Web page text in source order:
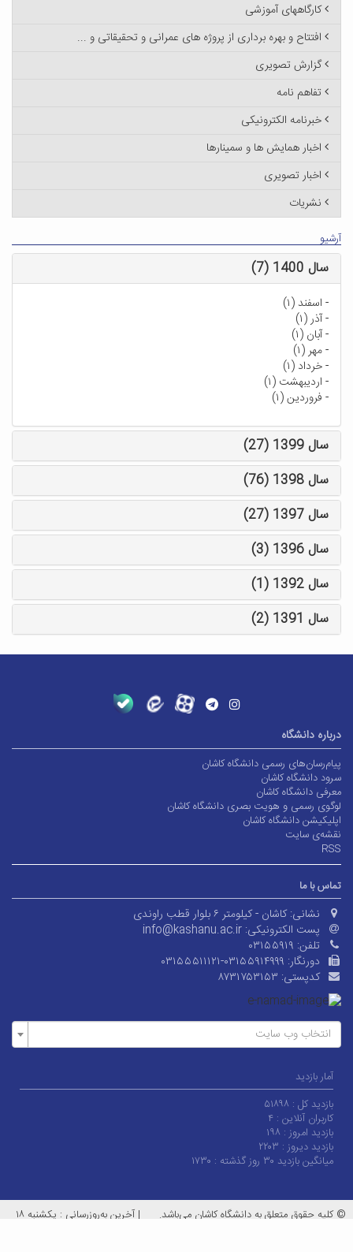
کارگاههای آموزشی
افتتاح و بهره برداری از پروژه های عمرانی و تحقیقاتی و ...
گزارش تصویری
تفاهم نامه
خبرنامه الکترونیکی
اخبار همایش ها و سمینارها
اخبار تصویری
نشریات
آرشیو
سال 1400 (7)
- اسفند (۱)
-آذر (۱)
-آبان (۱)
-مهر (۱)
-خرداد (۱)
- اردیبهشت (۱)
- فروردین (۱)
سال 1399 (27)
سال 1398 (76)
سال 1397 (27)
سال 1396 (3)
سال 1392 (1)
سال 1391 (2)
درباره دانشگاه
پیام‌رسان‌های رسمی دانشگاه کاشان
سرود دانشگاه کاشان
معرفی دانشگاه کاشان
لوگوی رسمی و هویت بصری دانشگاه کاشان
اپلیکیشن دانشگاه کاشان
نقشه‌ی سایت
RSS
تماس با ما
نشانی: کاشان - کیلومتر ۶ بلوار قطب راوندی
پست الکترونیکی: info@kashanu.ac.ir
تلفن: ۰۳۱۵۵۹۱۹
دورنگار: ۰۳۱۵۵۵۱۱۱۲۱-۰۳۱۵۵۹۱۴۹۹۹
کدپستی: ۸۷۳۱۷۵۳۱۵۳
انتخاب وب سایت
آمار بازدید
بازدید کل : ۵۱۸۹۸
کاربران آنلاین : ۴
بازدید امروز : ۱۹۸
بازدید دیروز : ۲۲۰۳
میانگین بازدید ۳۰ روز گذشته :
۱۷۳۰
© کلیه حقوق متعلق به دانشگاه کاشان می‌باشد. |
آخرین به‌روزرسانی : یکشنبه ۱۸